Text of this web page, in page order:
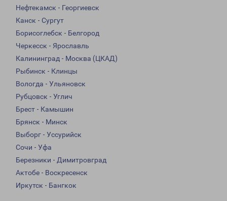
Нефтекамск - Георгиевск
Канск - Сургут
Борисоглебск - Белгород
Черкесск - Ярославль
Калининград - Москва (ЦКАД)
Рыбинск - Клинцы
Вологда - Ульяновск
Рубцовск - Углич
Брест - Камышин
Брянск - Минск
Выборг - Уссурийск
Сочи - Уфа
Березники - Димитровград
Актобе - Воскресенск
Иркутск - Бангкок